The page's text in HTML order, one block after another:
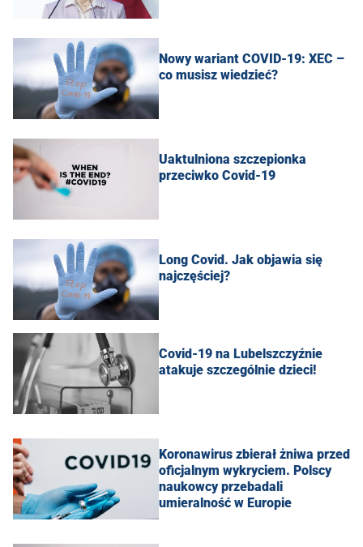
Nowy wariant COVID-19: XEC –
co musisz wiedzieć?
Uaktulniona szczepionka
przeciwko Covid-19
Long Covid. Jak objawia się
najczęściej?
Covid-19 na Lubelszczyźnie
atakuje szczególnie dzieci!
Koronawirus zbierał żniwa przed
oficjalnym wykryciem. Polscy
naukowcy przebadali
umieralność w Europie